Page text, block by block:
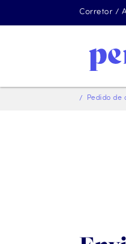
Corretor /
Pedido de